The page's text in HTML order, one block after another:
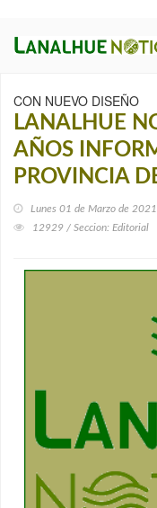
CON NUEVO DISEÑO
LANALHUE
AÑOS
PROVINCIA
Lunes 01 de Marzo de 2021
12929 / Seccion: Editorial